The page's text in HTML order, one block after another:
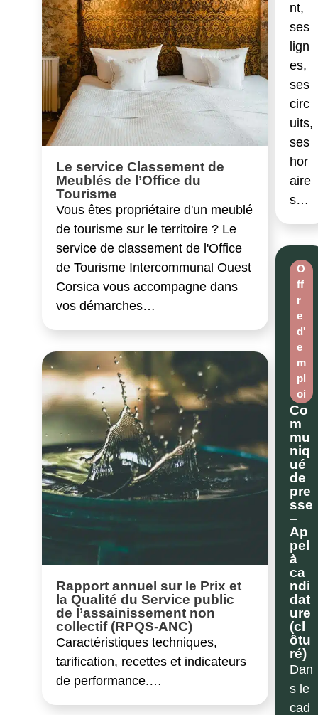
Le service Classement de
Meublés de l’Office du
Tourisme
Vous êtes propriétaire d'un meublé
de tourisme sur le territoire ? Le
service de classement de l'Office
de Tourisme Intercommunal Ouest
Corsica vous accompagne dans
vos démarches…
Rapport annuel sur le Prix et
la Qualité du Service public
de l’assainissement non
collectif (RPQS-ANC)
Caractéristiques techniques,
tarification, recettes et indicateurs
de performance.…
nt,
ses
lign
es,
ses
circ
uits,
ses
hor
aire
s…
O
ff
r
e
d'
e
m
pl
oi
Co
m
mu
niq
ué
de
pre
sse
–
Ap
pel
à
ca
ndi
dat
ure
(cl
ôtu
ré)
Dan
s le
cad